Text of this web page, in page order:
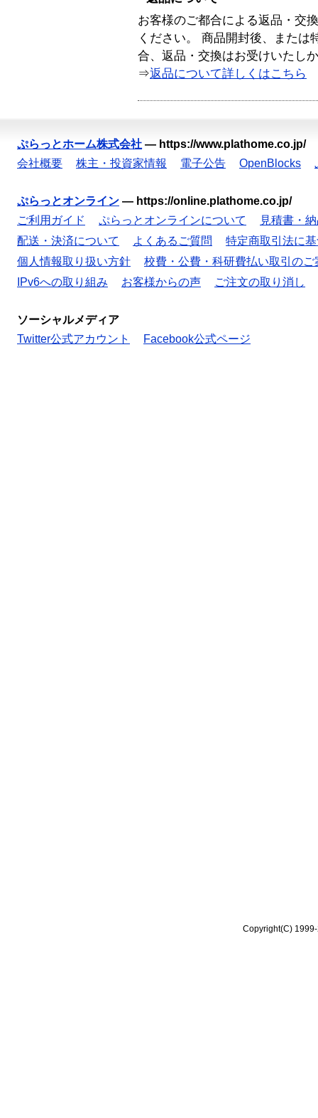
お客様のご都合による返品・交
ください。 商品開封後、または
合、返品・交換はお受けいたし
⇒返品について詳しくはこちら
ぷらっとホーム株式会社 — https://www.plathome.co.jp/
会社概要
株主・投資家情報 電子公告 OpenBlocks
ぷらっとオンライン — https://online.plathome.co.jp/
ご利用ガイド
ぷらっとオンラインについて
見積書・
配送・決済について
よくあるご質問
特定商取引法に
個人情報取り扱い方針
校費・公費・科研費払い取引のご
IPv6への取り組み
お客様からの声 ご注文の取り消し
ソーシャルメディア
Twitter公式アカウント
Facebook公式ページ
Copyright(C)